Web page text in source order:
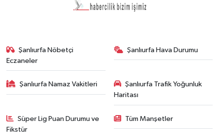
Şanlıurfa Nöbetçi
Eczaneler
Şanlıurfa Hava Durumu
Şanlıurfa Namaz Vakitleri
Şanlıurfa Trafik Yoğunluk
Haritası
Süper Lig Puan Durumu ve
Fikstür
Tüm Manşetler